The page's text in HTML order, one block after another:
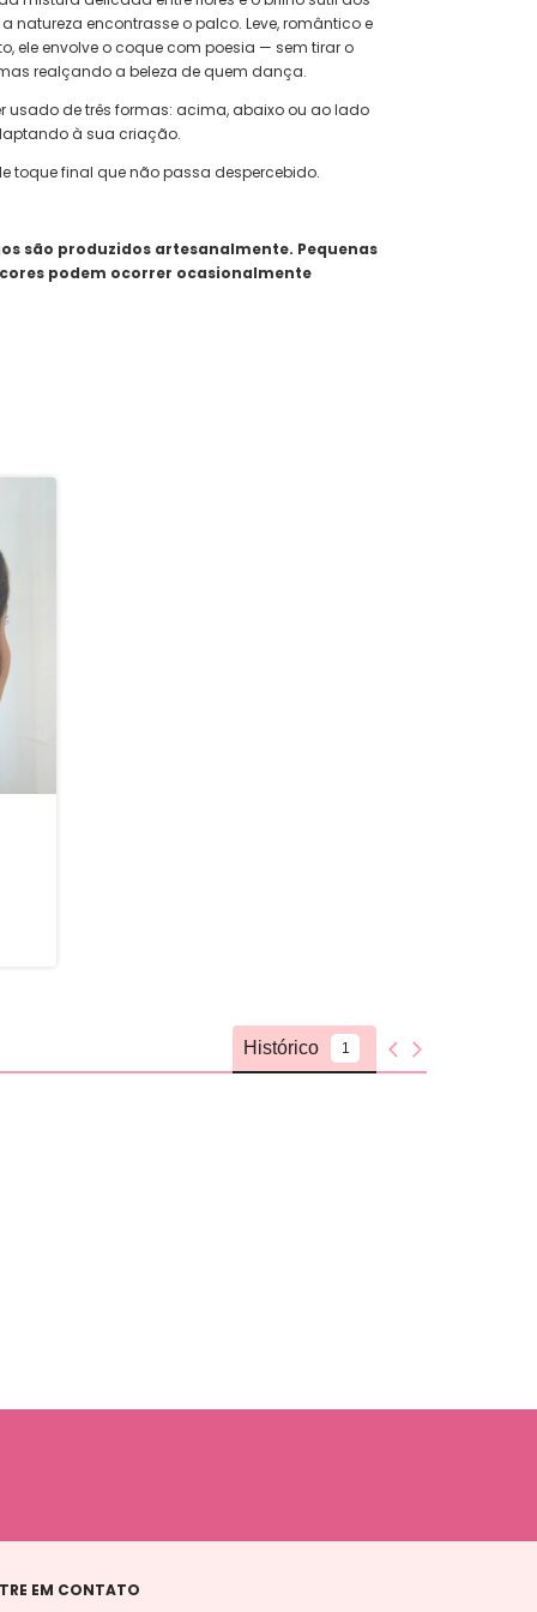
natureza encontrasse o palco. Leve, romântico e
ele envolve o coque com poesia — sem tirar o
realçando a beleza de quem dança.
usado de três formas: acima, abaixo ou ao lado
à sua criação.
toque final que não passa despercebido.
são produzidos artesanalmente. Pequenas
podem ocorrer ocasionalmente
EM CONTATO